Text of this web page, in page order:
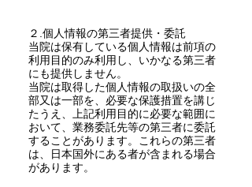
２.個人情報の第三者提供・委託
当院は保有している個人情報は前項の
利用目的のみ利用し、いかなる第三者
にも提供しません。
当院は取得した個人情報の取扱いの全
部又は一部を、必要な保護措置を講じ
たうえ、上記利用目的に必要な範囲に
おいて、業務委託先等の第三者に委託
することがあります。これらの第三者
は、日本国外にある者が含まれる場合
があります。